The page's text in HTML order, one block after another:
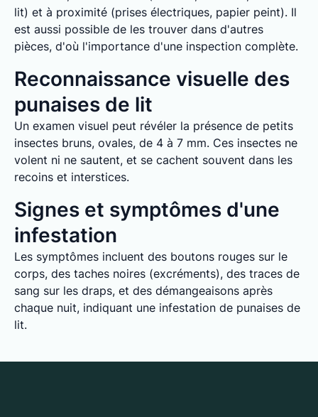
lit) et à proximité (prises électriques, papier peint). Il
est aussi possible de les trouver dans d'autres
pièces, d'où l'importance d'une inspection complète.
Reconnaissance visuelle des
punaises de lit
Un examen visuel peut révéler la présence de petits
insectes bruns, ovales, de 4 à 7 mm. Ces insectes ne
volent ni ne sautent, et se cachent souvent dans les
recoins et interstices.
Signes et symptômes d'une
infestation
Les symptômes incluent des boutons rouges sur le
corps, des taches noires (excréments), des traces de
sang sur les draps, et des démangeaisons après
chaque nuit, indiquant une infestation de punaises de
lit.